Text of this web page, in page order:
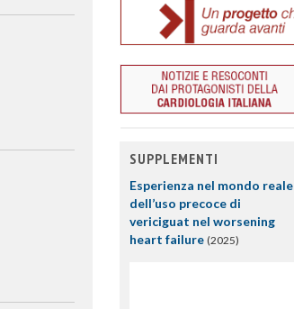
SUPPLEMENTI
Esperienza nel mondo reale
dell’uso precoce di
vericiguat nel worsening
heart failure (2025)